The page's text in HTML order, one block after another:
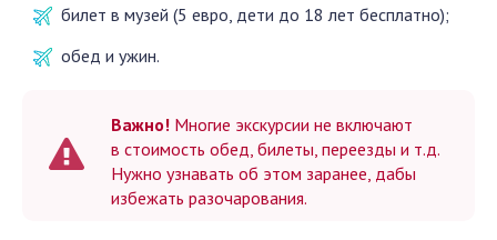
билет в музей (5 евро, дети до 18 лет бесплатно);
обед и ужин.
Важно! Многие экскурсии не включают
в стоимость обед, билеты, переезды и т.д.
Нужно узнавать об этом заранее, дабы
избежать разочарования.